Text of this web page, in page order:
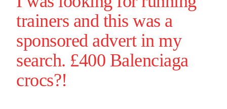
trainers and this was a
sponsored advert in my
search. £400 Balenciaga
crocs?!